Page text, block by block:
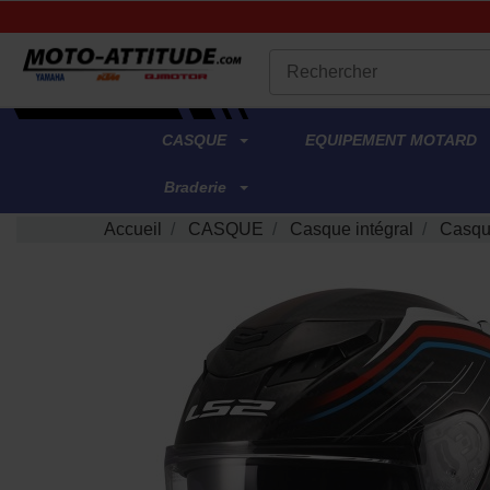
.
CASQUE EQUIPEMENT MOTARD
Braderie
Accueil CASQUE Casque intégral